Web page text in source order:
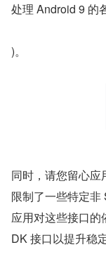
处理 Android 9 的
)。
同时，请您留心
限制了一些特定
应用对这些接口的
DK 接口以提升稳